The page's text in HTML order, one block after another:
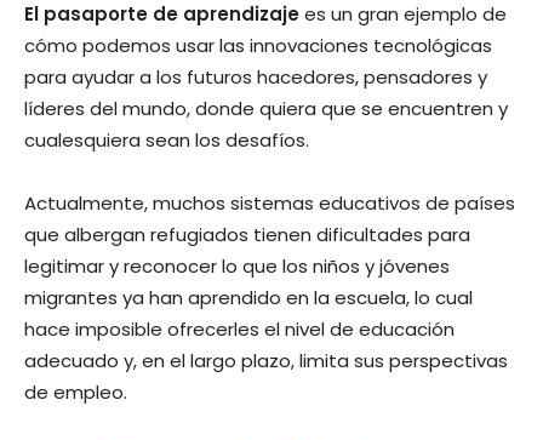
El pasaporte de aprendizajees un gran ejemplo de
cómo podemos usar las innovaciones tecnológicas
para ayudar a los futuros hacedores, pensadores y
líderes del mundo, donde quiera que se encuentren y
cualesquiera sean los desafíos.
Actualmente, muchos sistemas educativos de países
que albergan refugiados tienen dificultades para
legitimar y reconocer lo que los niños y jóvenes
migrantes ya han aprendido en la escuela, lo cual
hace imposible ofrecerles el nivel de educación
adecuado y, en el largo plazo, limita sus perspectivas
de empleo.